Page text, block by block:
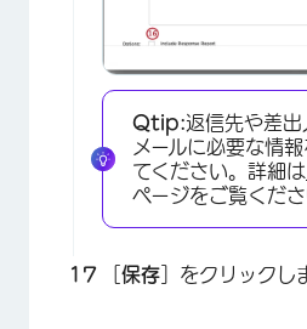
Qtip:返信先や差出
メールに必要な情
てください。詳細は
ページをご覧くださ
保存 ］をクリックし